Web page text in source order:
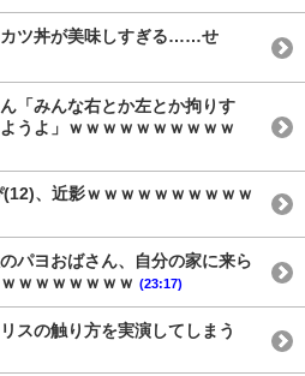
カツ丼が美味しすぎる……せ
「みんな右とか左とか拘りす
うよ」ｗｗｗｗｗｗｗｗｗｗ
(12)、近影ｗｗｗｗｗｗｗｗｗｗ
パヨおばさん、自分の家に来ら
ｗｗｗｗｗｗｗ (23:17)
スの触り方を実演してしまう